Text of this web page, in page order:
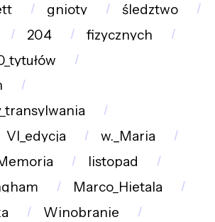
gnioty
śledztwo
204
fizycznych
VI_edycja
w._Maria
listopad
Marco_Hietala
Winobranie